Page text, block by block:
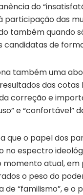
do
participação das
também quando
candidatas de
também uma
das
correção e
e “confortável”
que o papel dos
no espectro
atual,
o peso do
de “familismo”, e